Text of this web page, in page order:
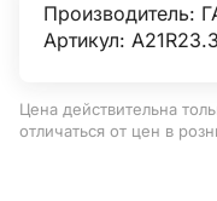
Производитель:
Артикул:
Цена действительна
отличаться от цен в